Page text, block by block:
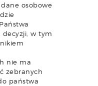
osobowe
w tym
nie ma
zebranych
państwa